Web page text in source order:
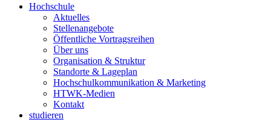
Hochschule
Aktuelles
Stellenangebote
Öffentliche Vortragsreihen
Über uns
Organisation & Struktur
Standorte & Lageplan
Hochschulkommunikation & Marketing
HTWK-Medien
Kontakt
studieren